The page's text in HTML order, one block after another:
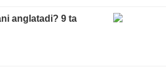
anglatadi? 9 ta